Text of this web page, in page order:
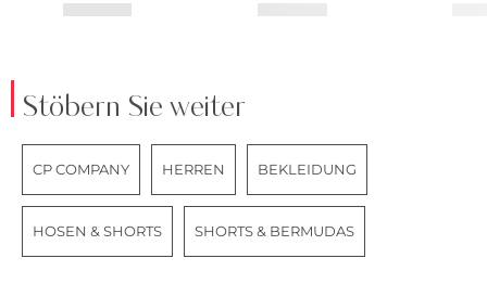
Stöbern Sie weiter
CP COMPANY HERREN BEKLEIDUNG
HOSEN & SHORTS SHORTS & BERMUDAS